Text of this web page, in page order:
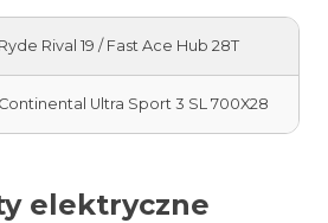
Ryde Rival 19 / Fast Ace Hub 28T
Continental Ultra Sport 3 SL 700X28
elektryczne